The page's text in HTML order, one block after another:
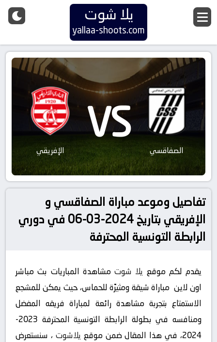
يلا شوت
yallaa-shoots.com
الصفاقسي VS الإفريقي
تفاصيل وموعد مباراة الصفاقسي و
الإفريقي بتاريخ 2024-03-06 في دوري
الرابطة التونسية المحترفة
يقدم لكم موقع يلا شوت مشاهدة المباريات بث مباشر
اون لاين مباراة شيقة ومثيرًة للحماس، حيث يمكن للمشجع
الاستمتاع بتجربة مشاهدة رائعة لمباراة فريقه المفضل
ومنافسه في بطولة الرابطة التونسية المحترفة 2023-
2024، في هذا المقال ضمن موقع
يلاشوت ، سنستعرض